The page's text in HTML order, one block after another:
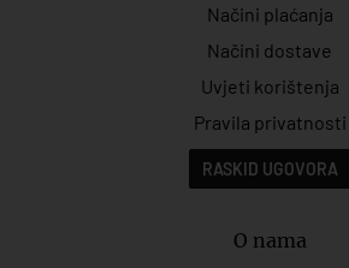
Načini plaćanja
Načini dostave
Uvjeti korištenja
Pravila privatnosti
RASKID UGOVORA
O nama